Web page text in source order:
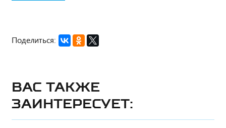
Поделиться:
Вас также
заинтересует: